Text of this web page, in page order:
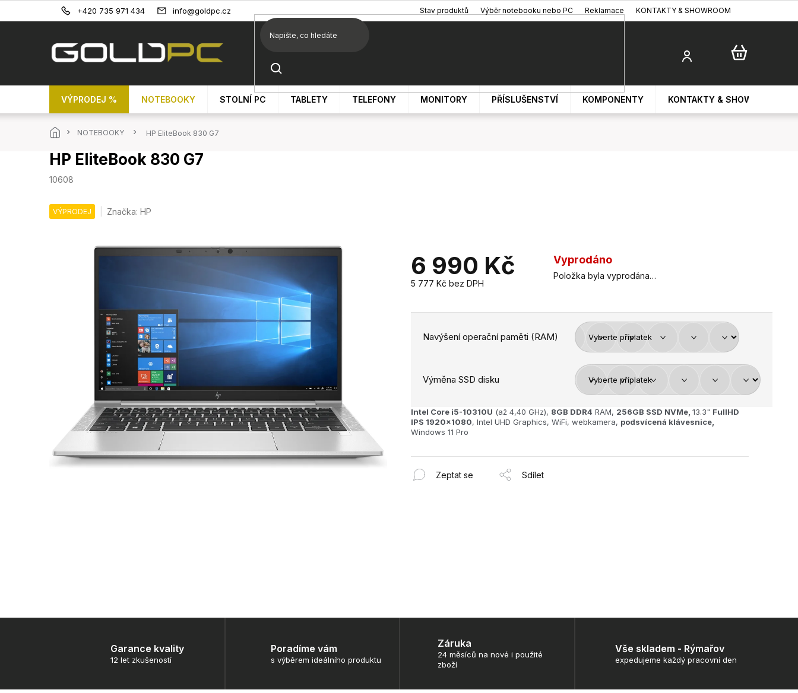
+420 735 971 434 info@goldpc.cz Stav produktů Výběr notebooku nebo PC Reklamace KONTAKTY & SHOWROOM
VÝPRODEJ % NOTEBOOKY STOLNÍ PC TABLETY TELEFONY MONITORY PŘÍSLUŠENSTVÍ KOMPONENTY KONTAKTY & SHOWROOM
DomůNOTEBOOKY HP EliteBook 830 G7
HP EliteBook 830 G7
10608
VÝPRODEJ Značka:HP
6 990 Kč
5 777 Kč bez DPH
Měrná
Vyprodáno
Navýšení operační paměti (RAM)
Výměna SSD disku
Položka byla vyprodána…
Intel Core i5-10310U (až 4,40 GHz), 8GB DDR4 RAM, 256GB SSD NVMe, 13.3" FullHD
IPS 1920x1080, Intel UHD Graphics, WiFi, webkamera, podsvícená klávesnice,
Windows 11 Pro
Zeptat se Sdílet
Garance kvality
12 let zkušeností
Poradíme vám
s výběrem ideálního produktu
Záruka
24 měsíců na nové i použité
zboží
Vše skladem - Rýmařov
expedujeme každý pracovní den